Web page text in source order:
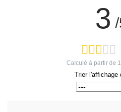
3
Calculé à partir de 1
Trier l'affichage